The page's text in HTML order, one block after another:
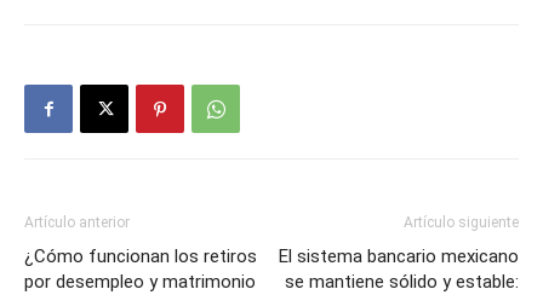
Artículo anterior
¿Cómo funcionan los retiros
por desempleo y matrimonio
Artículo siguiente
El sistema bancario mexicano
se mantiene sólido y estable: